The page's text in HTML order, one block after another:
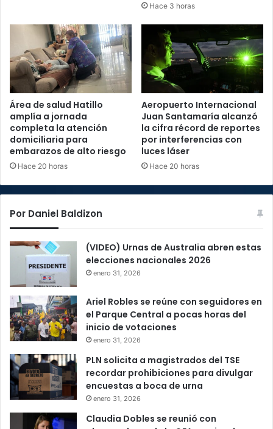
Hace 3 horas
Área de salud Hatillo
amplía a jornada
completa la atención
domiciliaria para
embarazos de alto riesgo
Hace 20 horas
Aeropuerto Internacional
Juan Santamaría alcanzó
la cifra récord de reportes
por interferencias con
luces láser
Hace 20 horas
Por Daniel Baldizon
(VIDEO) Urnas de Australia abren estas
elecciones nacionales 2026
enero 31, 2026
Ariel Robles se reúne con seguidores en
el Parque Central a pocas horas del
inicio de votaciones
enero 31, 2026
PLN solicita a magistrados del TSE
recordar prohibiciones para divulgar
encuestas a boca de urna
enero 31, 2026
Claudia Dobles se reunió con